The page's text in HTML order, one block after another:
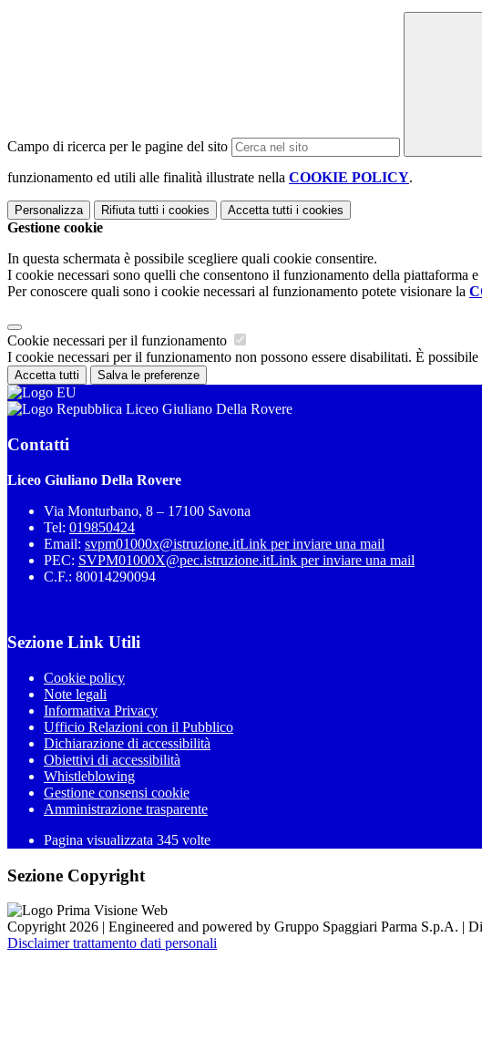
Campo di ricerca per le pagine del sito
funzionamento ed utili alle finalità illustrate nella COOKIE POLICY.
Personalizza Rifiuta tutti i cookies Accetta tutti i cookies
Gestione cookie
In questa schermata è possibile scegliere quali cookie consentire.
I cookie necessari sono quelli che consentono il funzionamento della piattaforma
Per conoscere quali sono i cookie necessari al funzionamento potete visionare la
Cookie necessari per il funzionamento
I cookie necessari per il funzionamento non possono essere disabilitati. È
Accetta tutti Salva le preferenze
Liceo Giuliano Della Rovere
Contatti
Liceo Giuliano Della Rovere
Via Monturbano, 8 – 17100 Savona
Tel: 019850424
Email: svpm01000x@istruzione.itLink per inviare una mail
PEC: SVPM01000X@pec.istruzione.itLink per inviare una mail
C.F.: 80014290094
Sezione Link Utili
Cookie policy
Note legali
Informativa Privacy
Ufficio Relazioni con il Pubblico
Dichiarazione di accessibilità
Obiettivi di accessibilità
Whistleblowing
Gestione consensi cookie
Amministrazione trasparente
Pagina visualizzata 345 volte
Sezione Copyright
Copyright 2026 | Engineered and powered by Gruppo Spaggiari Parma S.p.A. |
Disclaimer trattamento dati personali